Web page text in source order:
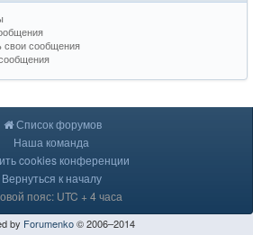
свои сообщения
Список форумов
Наша команда
cookies конференции
Вернуться к началу
пояс: UTC + 4 часа
by Forumenko© 2006–2014